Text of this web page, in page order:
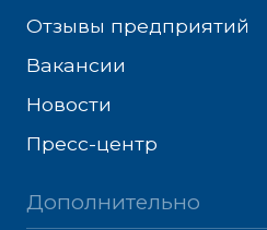
Отзывы предприятий
Вакансии
Новости
Пресс-центр
Дополнительно